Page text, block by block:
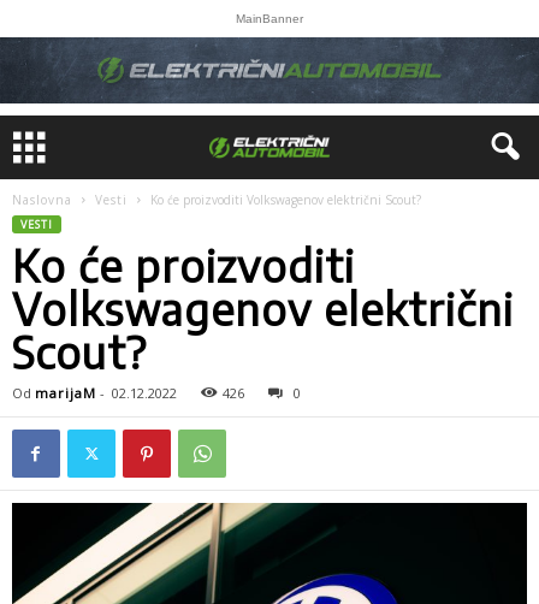
MainBanner
Naslovna Vesti Ko će proizvoditi Volkswagenov električni Scout?
VESTI
Ko će proizvoditi
Volkswagenov električni
Scout?
Od marijaM - 02.12.2022 426 0